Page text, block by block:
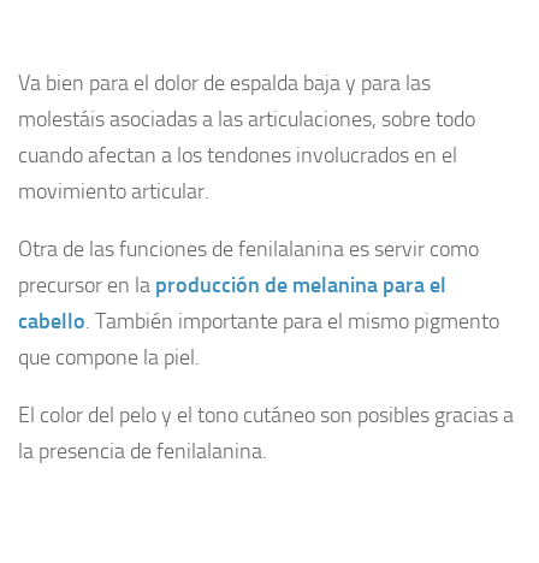
Va bien para el dolor de espalda baja y para las
molestáis asociadas a las articulaciones, sobre todo
cuando afectan a los tendones involucrados en el
movimiento articular.
Otra de las funciones de fenilalanina es servir como
precursor en la producción de melanina para el
cabello. También importante para el mismo pigmento
que compone la piel.
El color del pelo y el tono cutáneo son posibles gracias a
la presencia de fenilalanina.